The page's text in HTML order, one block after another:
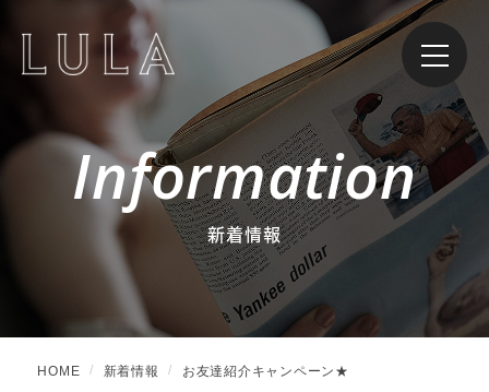
Information
新着情報
HOME 新着情報 お友達紹介キャンペーン★